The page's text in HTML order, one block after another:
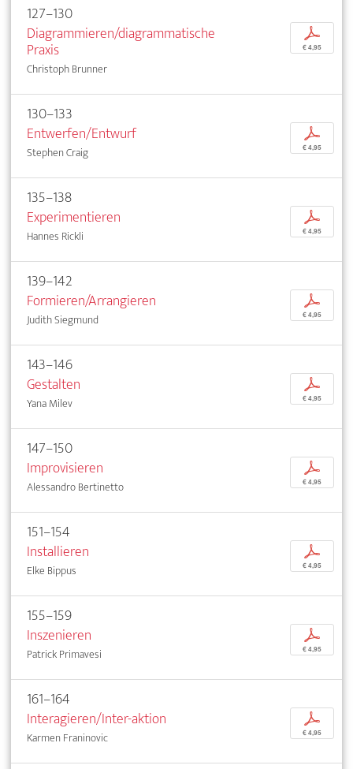
127–130
Diagrammieren/diagrammatische
Praxis
Christoph Brunner
p
€ 4,95
130–133
Entwerfen/Entwurf
Stephen Craig
p
€ 4,95
135–138
Experimentieren
Hannes Rickli
p
€ 4,95
139–142
Formieren/Arrangieren
Judith Siegmund
p
€ 4,95
143–146
Gestalten
Yana Milev
p
€ 4,95
147–150
Improvisieren
Alessandro Bertinetto
p
€ 4,95
151–154
Installieren
Elke Bippus
p
€ 4,95
155–159
Inszenieren
Patrick Primavesi
p
€ 4,95
161–164
Interagieren/Inter-aktion
Karmen Franinovic
p
€ 4,95